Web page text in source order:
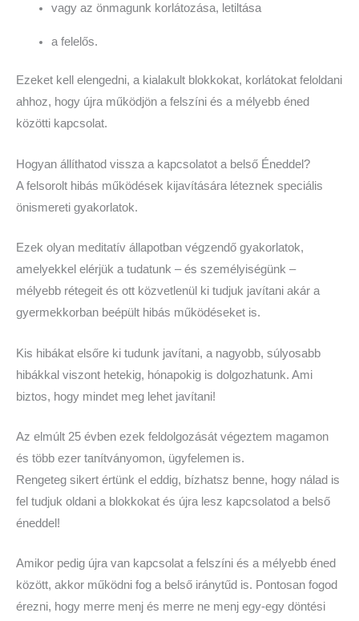
vagy az önmagunk korlátozása, letiltása
a felelős.
Ezeket kell elengedni, a kialakult blokkokat, korlátokat feloldani
ahhoz, hogy újra működjön a felszíni és a mélyebb éned
közötti kapcsolat.
Hogyan állíthatod vissza a kapcsolatot a belső Éneddel?
A felsorolt hibás működések kijavítására léteznek speciális
önismereti gyakorlatok.
Ezek olyan meditatív állapotban végzendő gyakorlatok,
amelyekkel elérjük a tudatunk – és személyiségünk –
mélyebb rétegeit és ott közvetlenül ki tudjuk javítani akár a
gyermekkorban beépült hibás működéseket is.
Kis hibákat elsőre ki tudunk javítani, a nagyobb, súlyosabb
hibákkal viszont hetekig, hónapokig is dolgozhatunk. Ami
biztos, hogy mindet meg lehet javítani!
Az elmúlt 25 évben ezek feldolgozását végeztem magamon
és több ezer tanítványomon, ügyfelemen is.
Rengeteg sikert értünk el eddig, bízhatsz benne, hogy nálad is
fel tudjuk oldani a blokkokat és újra lesz kapcsolatod a belső
éneddel!
Amikor pedig újra van kapcsolat a felszíni és a mélyebb éned
között, akkor működni fog a belső iránytűd is. Pontosan fogod
érezni, hogy merre menj és merre ne menj egy-egy döntési